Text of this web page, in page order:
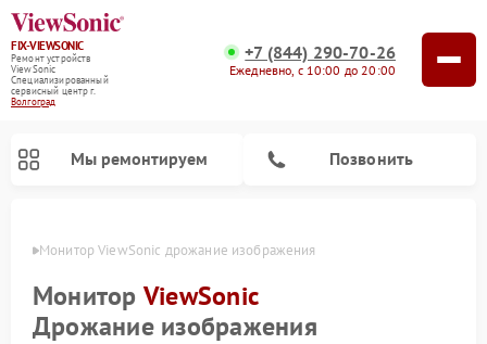
FIX-VIEWSONIC
Ремонт устройств
ViewSonic
Специализированный
cервисный центр г.
Волгоград
+7 (844) 290-70-26
Ежедневно, с 10:00 до 20:00
Мы ремонтируем Позвонить
Монитор ViewSonic дрожание изображения
Монитор ViewSonic
Дрожание изображения